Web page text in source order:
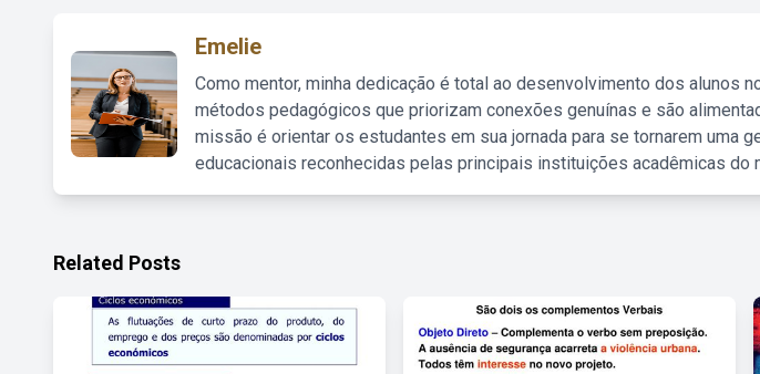
Emelie
Como mentor, minha dedicação é total ao desenvolvimento dos alunos
métodos pedagógicos que priorizam conexões genuínas e são
missão é orientar os estudantes em sua jornada para se tornarem uma
educacionais reconhecidas pelas principais instituições acadêmicas do
Related Posts